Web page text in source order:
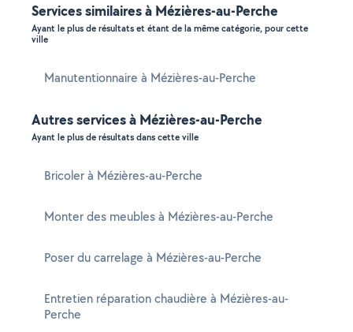
Services similaires à Mézières-au-Perche
Ayant le plus de résultats et étant de la même catégorie, pour cette
ville
Manutentionnaire à Mézières-au-Perche
Autres services à Mézières-au-Perche
Ayant le plus de résultats dans cette ville
Bricoler à Mézières-au-Perche
Monter des meubles à Mézières-au-Perche
Poser du carrelage à Mézières-au-Perche
Entretien réparation chaudière à Mézières-au-
Perche